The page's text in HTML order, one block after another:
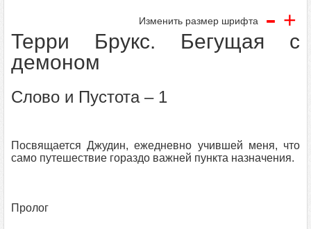
Изменить размер шрифта - +
Терри Брукс. Бегущая с
демоном
Слово и Пустота – 1
Посвящается Джудин, ежедневно учившей меня, что
само путешествие гораздо важней пункта назначения.
Пролог